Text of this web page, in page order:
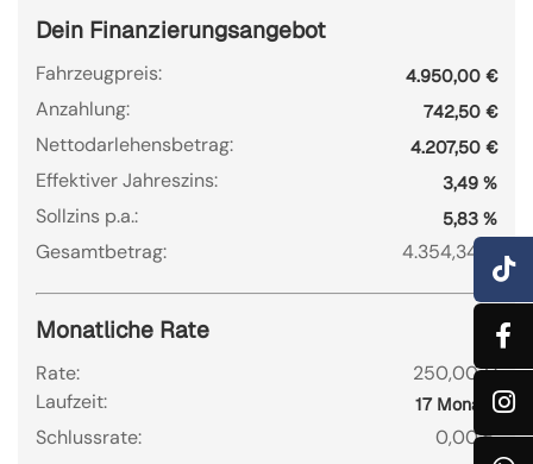
Dein Finanzierungsangebot
Fahrzeugpreis: 4.950,00 €
Anzahlung: 742,50 €
Nettodarlehensbetrag: 4.207,50 €
Effektiver Jahreszins: 3,49 %
Sollzins p.a.: 5,83 %
Gesamtbetrag: 4.354,34 €
Monatliche Rate
Rate:
250,00 €
Laufzeit:
17 Monate
Schlussrate: 0,00 €